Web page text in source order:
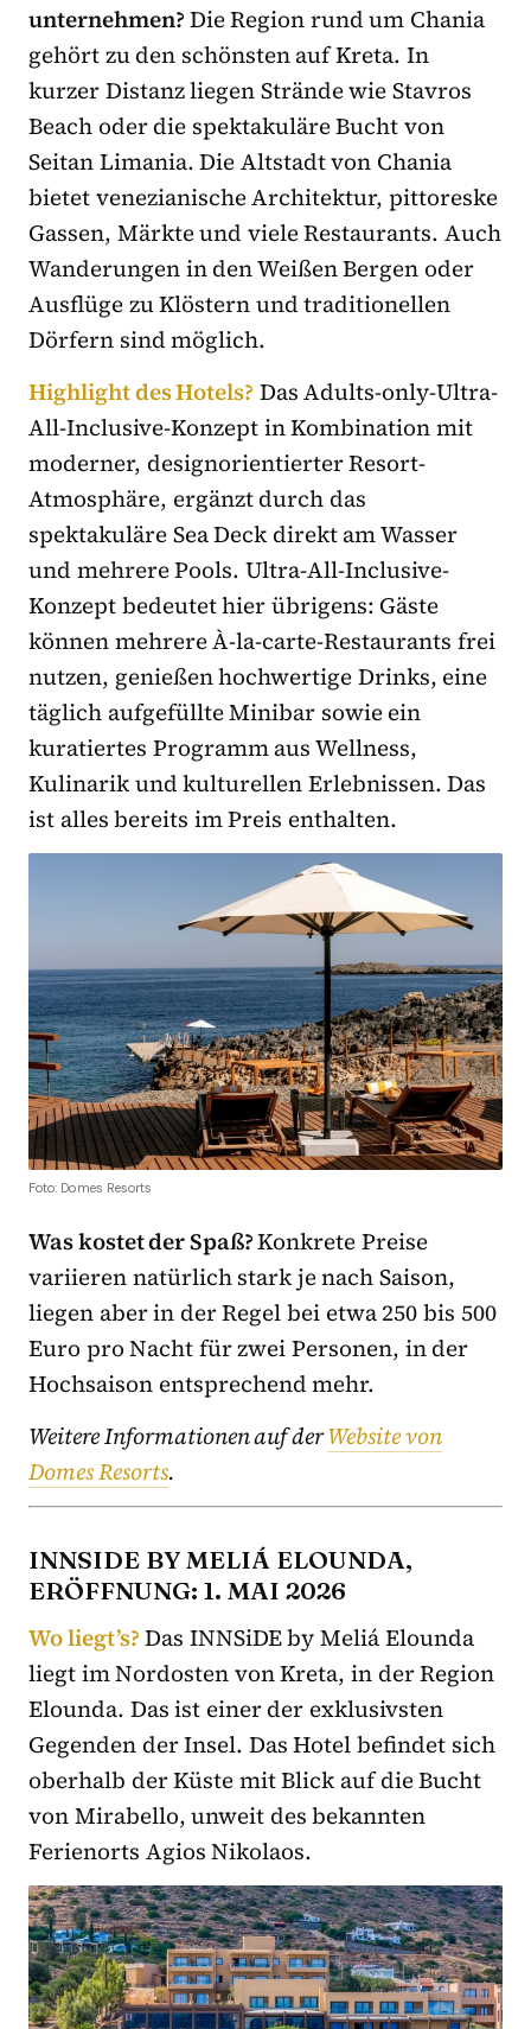
unternehmen?Die Region rund um Chania
gehört zu den schönsten auf Kreta. In
kurzer Distanz liegen Strände wie Stavros
Beach oder die spektakuläre Bucht von
Seitan Limania. Die Altstadt von Chania
bietet venezianische Architektur, pittoreske
Gassen, Märkte und viele Restaurants. Auch
Wanderungen in den Weißen Bergen oder
Ausflüge zu Klöstern und traditionellen
Dörfern sind möglich.
Highlight des Hotels? Das Adults-only-Ultra-
All-Inclusive-Konzept in Kombination mit
moderner, designorientierter Resort-
Atmosphäre, ergänzt durch das
spektakuläre Sea Deck direkt am Wasser
und mehrere Pools. Ultra-All-Inclusive-
Konzept bedeutet hier übrigens: Gäste
können mehrere À-la-carte-Restaurants frei
nutzen, genießen hochwertige Drinks, eine
täglich aufgefüllte Minibar sowie ein
kuratiertes Programm aus Wellness,
Kulinarik und kulturellen Erlebnissen. Das
ist alles bereits im Preis enthalten.
Foto: Domes Resorts
Was kostet der Spaß?Konkrete Preise
variieren natürlich stark je nach Saison,
liegen aber in der Regel bei etwa 250 bis 500
Euro pro Nacht für zwei Personen, in der
Hochsaison entsprechend mehr.
Weitere Informationen auf derWebsite von
Domes Resorts.
INNSIDE BY MELIÁ ELOUNDA,
ERÖFFNUNG: 1. MAI 2026
Wo liegt’s?Das INNSiDE by Meliá Elounda
liegt im Nordosten von Kreta, in der Region
Elounda. Das ist einer der exklusivsten
Gegenden der Insel. Das Hotel befindet sich
oberhalb der Küste mit Blick auf die Bucht
von Mirabello, unweit des bekannten
Ferienorts Agios Nikolaos.